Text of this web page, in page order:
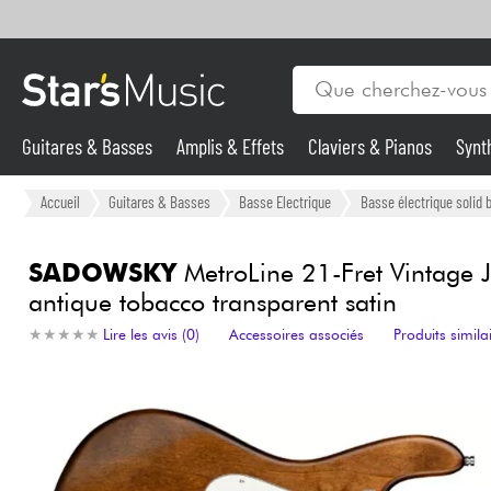
Guitares & Basses
Synthés & Sampleurs
Micros & HF
Violons & Quatuor
Guitares & Basses Amplis & Effets Claviers & Pianos
Accueil Guitares & Basses Basse Electrique Basse électrique solid
SADOWSKYMetroLine 21-Fret Vintage
antique tobacco transparent satin
★ ★ ★ ★ ★
★ ★ ★ ★ ★ Lire les avis (0) Accessoires associés Produits